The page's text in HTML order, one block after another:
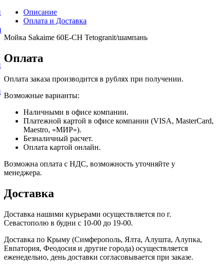
Описание
Оплата и Доставка
Мойка Sakaime 60E-СH Tetogranit/шампань
Оплата
Оплата заказа производится в рублях при получении.
Возможные варианты:
Наличными в офисе компании.
Платежной картой в офисе компании (VISA, MasterCard,
Maestro, «МИР»).
Безналичный расчет.
Оплата картой онлайн.
Возможна оплата с НДС, возможность уточняйте у
менеджера.
Доставка
Доставка нашими курьерами осуществляется по г.
Севастополю в будни с 10-00 до 19-00.
Доставка по Крыму (Симферополь, Ялта, Алушта, Алупка,
Евпатория, Феодосия и другие города) осуществляется
еженедельно, день доставки согласовывается при заказе.